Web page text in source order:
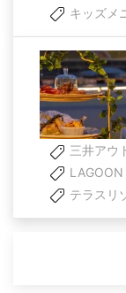
キッズメ
三井アウ
テラスリ